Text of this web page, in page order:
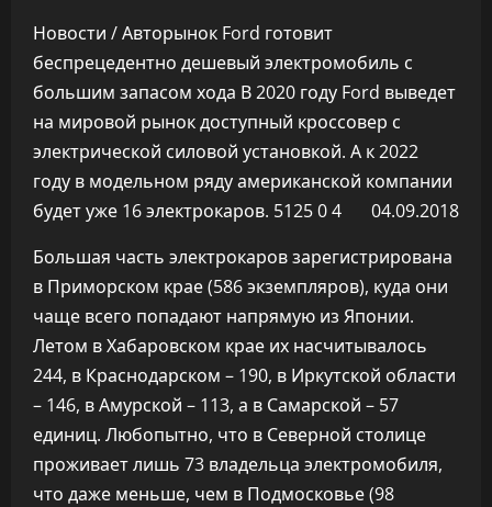
Новости / Авторынок Ford готовит
беспрецедентно дешевый электромобиль с
большим запасом хода В 2020 году Ford выведет
на мировой рынок доступный кроссовер с
электрической силовой установкой. А к 2022
году в модельном ряду американской компании
будет уже 16 электрокаров. 512504
04.09.2018
Большая часть электрокаров зарегистрирована
в Приморском крае (586 экземпляров), куда они
чаще всего попадают напрямую из Японии.
Летом в Хабаровском крае их насчитывалось
244, в Краснодарском – 190, в Иркутской области
– 146, в Амурской – 113, а в Самарской – 57
единиц. Любопытно, что в Северной столице
проживает лишь 73 владельца электромобиля,
что даже меньше, чем в Подмосковье (98